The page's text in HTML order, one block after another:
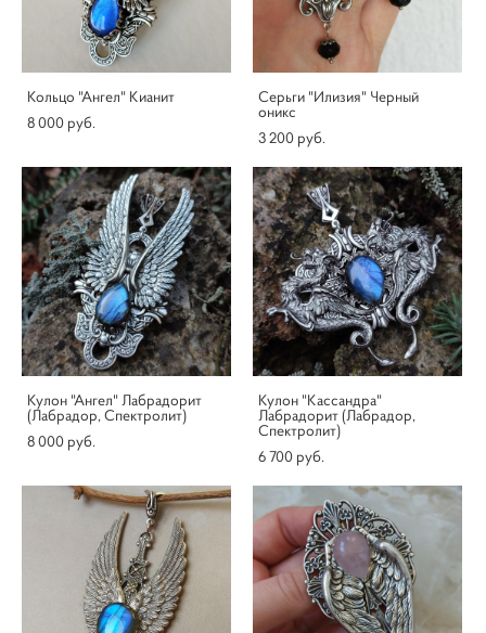
Кольцо "Ангел" Кианит
8 000 pуб.
Серьги "Илизия" Черный
оникс
3 200 pуб.
Кулон "Ангел" Лабрадорит
(Лабрадор, Спектролит)
8 000 pуб.
Кулон "Кассандра"
Лабрадорит (Лабрадор,
Спектролит)
6 700 pуб.